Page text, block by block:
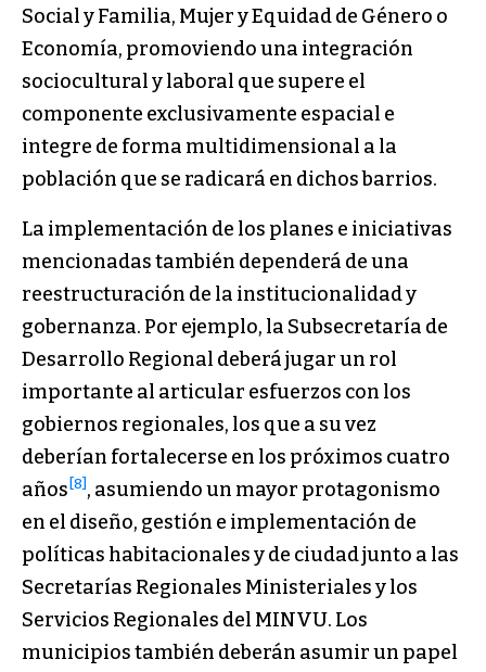
Social y Familia, Mujer y Equidad de Género o
Economía, promoviendo una integración
sociocultural y laboral que supere el
componente exclusivamente espacial e
integre de forma multidimensional a la
población que se radicará en dichos barrios.
La implementación de los planes e iniciativas
mencionadas también dependerá de una
reestructuración de la institucionalidad y
gobernanza. Por ejemplo, la Subsecretaría de
Desarrollo Regional deberá jugar un rol
importante al articular esfuerzos con los
gobiernos regionales, los que a su vez
deberían fortalecerse en los próximos cuatro
años [8], asumiendo un mayor protagonismo
en el diseño, gestión e implementación de
políticas habitacionales y de ciudad junto a las
Secretarías Regionales Ministeriales y los
Servicios Regionales del MINVU. Los
municipios también deberán asumir un papel